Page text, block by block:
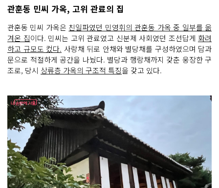
관훈동 민씨 가옥, 고위 관료의 집
관훈동 민씨 가옥은 친일파였던 민영휘의 관훈동 가옥 중 일부를 옮
겨온 집이다. 민씨는 고위 관료였고 신분제 사회였던 조선답게 화려
하고 규모도 컸다. 사랑채 뒤로 안채와 별당채를 구성하였으며 담과
문으로 적절하게 공간을 나눴다. 별당과 행랑채까지 갖춘 웅장한 구
조로, 당시 상류층 가옥의 구조적 특징을 갖고 있다.